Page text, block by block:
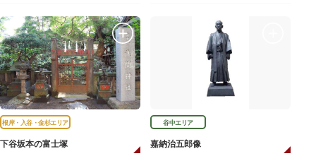
根岸・入谷・金杉エリア
下谷坂本の富士塚
谷中エリア
嘉納治五郎像